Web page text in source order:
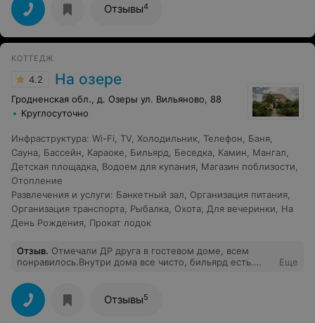
Отзывы4
КОТТЕДЖ
4.2 На озере
Гродненская обл., д. Озеры ул. Вильяново, 88
Круглосуточно
Инфраструктура: Wi-Fi, TV, Холодильник, Телефон, Баня,
Сауна, Бассейн, Караоке, Бильярд, Беседка, Камин, Мангал,
Детская площадка, Водоем для купания, Магазин поблизости,
Отопление
Развлечения и услуги: Банкетный зал, Организация питания,
Организация транспорта, Рыбалка, Охота, Для вечеринки, На
День Рождения, Прокат лодок
Отзыв. Отмечали ДР друга в гостевом доме, всем
понравилось.Внутри дома все чисто, бильярд есть.
пожарить на мангале.Приедем еще!
Еще
Отзывы5